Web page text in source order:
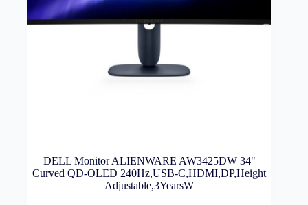
DELL Monitor ALIENWARE AW3425DW 34"
Curved QD-OLED 240Hz,USB-C,HDMI,DP,Height
Adjustable,3YearsW